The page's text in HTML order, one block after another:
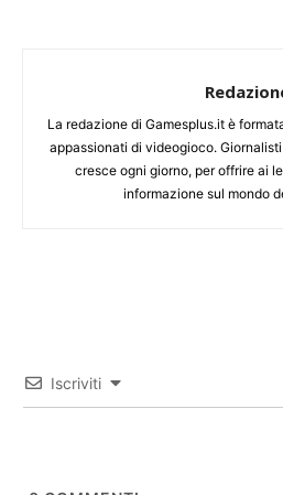
La redazione di Gamesplus.it è
appassionati di videogioco.
cresce ogni giorno, per offrire ai
informazione sul mondo
Iscriviti